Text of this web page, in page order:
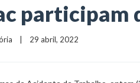
participam
    |    29 abril, 2022